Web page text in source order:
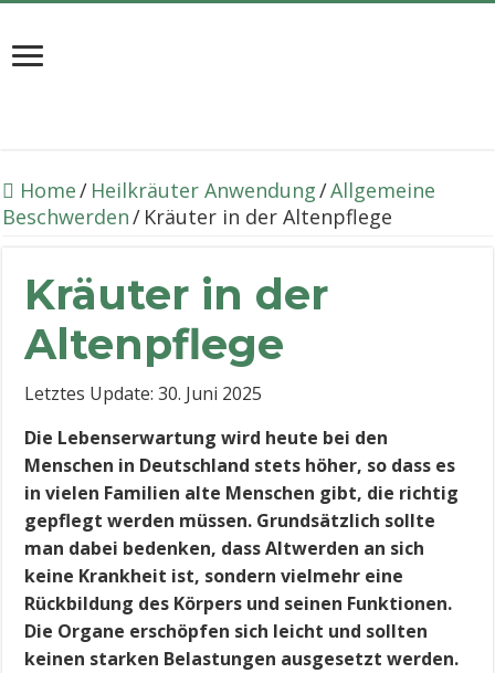
Home/ Heilkräuter Anwendung/Allgemeine
Beschwerden/ Kräuter in der Altenpflege
Kräuter in der
Altenpflege
Letztes Update: 30. Juni 2025
Die Lebenserwartung wird heute bei den
Menschen in Deutschland stets höher, so dass es
in vielen Familien alte Menschen gibt, die richtig
gepflegt werden müssen. Grundsätzlich sollte
man dabei bedenken, dass Altwerden an sich
keine Krankheit ist, sondern vielmehr eine
Rückbildung des Körpers und seinen Funktionen.
Die Organe erschöpfen sich leicht und sollten
keinen starken Belastungen ausgesetzt werden.